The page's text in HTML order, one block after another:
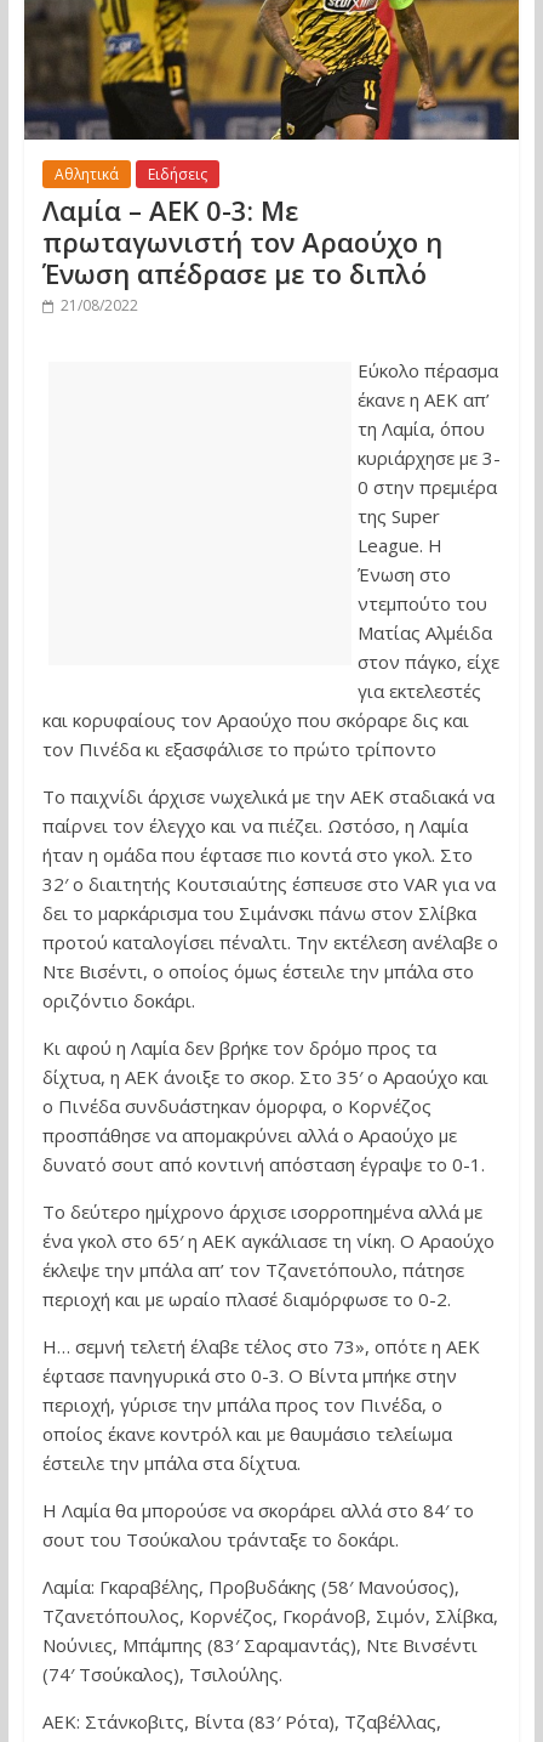
Αθλητικά Ειδήσεις
Λαμία – ΑΕΚ 0-3: Με
πρωταγωνιστή τον Αραούχο η
Ένωση απέδρασε με το διπλό
21/08/2022
Εύκολο πέρασμα
έκανε η ΑΕΚ απ’
τη Λαμία, όπου
κυριάρχησε με 3-
0 στην πρεμιέρα
της Super
League. Η
Ένωση στο
ντεμπούτο του
Ματίας Αλμέιδα
στον πάγκο, είχε
για εκτελεστές
και κορυφαίους τον Αραούχο που σκόραρε δις και
τον Πινέδα κι εξασφάλισε το πρώτο τρίποντο
Το παιχνίδι άρχισε νωχελικά με την ΑΕΚ σταδιακά να
παίρνει τον έλεγχο και να πιέζει. Ωστόσο, η Λαμία
ήταν η ομάδα που έφτασε πιο κοντά στο γκολ. Στο
32′ ο διαιτητής Κουτσιαύτης έσπευσε στο VAR για να
δει το μαρκάρισμα του Σιμάνσκι πάνω στον Σλίβκα
προτού καταλογίσει πέναλτι. Την εκτέλεση ανέλαβε ο
Ντε Βισέντι, ο οποίος όμως έστειλε την μπάλα στο
οριζόντιο δοκάρι.
Κι αφού η Λαμία δεν βρήκε τον δρόμο προς τα
δίχτυα, η ΑΕΚ άνοιξε το σκορ. Στο 35′ ο Αραούχο και
ο Πινέδα συνδυάστηκαν όμορφα, ο Κορνέζος
προσπάθησε να απομακρύνει αλλά ο Αραούχο με
δυνατό σουτ από κοντινή απόσταση έγραψε το 0-1.
Το δεύτερο ημίχρονο άρχισε ισορροπημένα αλλά με
ένα γκολ στο 65′ η ΑΕΚ αγκάλιασε τη νίκη. Ο Αραούχο
έκλεψε την μπάλα απ’ τον Τζανετόπουλο, πάτησε
περιοχή και με ωραίο πλασέ διαμόρφωσε το 0-2.
Η… σεμνή τελετή έλαβε τέλος στο 73», οπότε η ΑΕΚ
έφτασε πανηγυρικά στο 0-3. Ο Βίντα μπήκε στην
περιοχή, γύρισε την μπάλα προς τον Πινέδα, ο
οποίος έκανε κοντρόλ και με θαυμάσιο τελείωμα
έστειλε την μπάλα στα δίχτυα.
Η Λαμία θα μπορούσε να σκοράρει αλλά στο 84′ το
σουτ του Τσούκαλου τράνταξε το δοκάρι.
Λαμία: Γκαραβέλης, Προβυδάκης (58′ Μανούσος),
Τζανετόπουλος, Κορνέζος, Γκοράνοβ, Σιμόν, Σλίβκα,
Νούνιες, Μπάμπης (83′ Σαραμαντάς), Ντε Βινσέντι
(74′ Tσούκαλος), Τσιλούλης.
ΑΕΚ: Στάνκοβιτς, Βίντα (83′ Ρότα), Τζαβέλλας,